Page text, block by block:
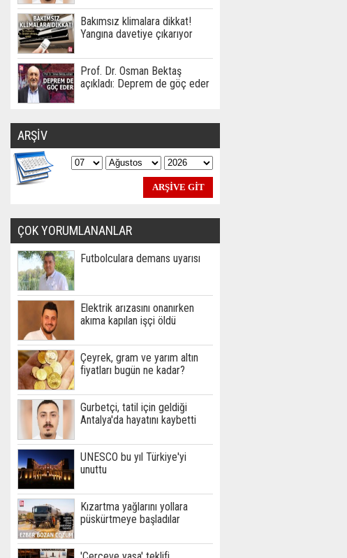
Bakımsız klimalara dikkat!
Yangına davetiye çıkarıyor
Prof. Dr. Osman Bektaş
açıkladı: Deprem de göç eder
ARŞİV
ÇOK YORUMLANANLAR
Futbolculara demans uyarısı
Elektrik arızasını onanırken
akıma kapılan işçi öldü
Çeyrek, gram ve yarım altın
fiyatları bugün ne kadar?
Gurbetçi, tatil için geldiği
Antalya'da hayatını kaybetti
UNESCO bu yıl Türkiye'yi
unuttu
Kızartma yağlarını yollara
püskürtmeye başladılar